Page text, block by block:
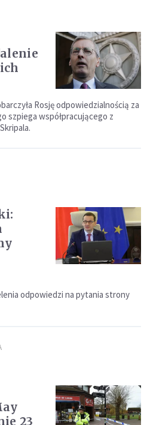
Rosję odpowiedzialnością za
szpiega współpracującego z
odpowiedzi na pytania strony
23